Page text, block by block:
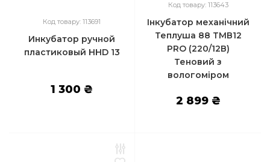
Код товару: 113691
Инкубатор ручной
пластиковый HHD 13
1 300 ₴
Код товару: 113643
Інкубатор механічний
Теплуша 88 ТМВ12
PRO (220/12В)
Теновий з
вологоміром
2 899 ₴